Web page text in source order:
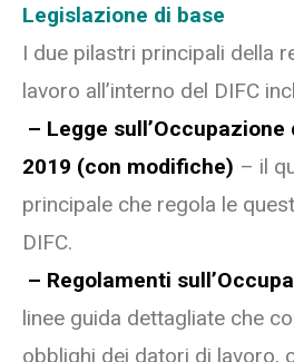
Legislazione di base
I due pilastri principali della
lavoro all’interno del DIFC
– Legge sull’Occupazione
2019 (con modifiche) – il
principale che regola le
DIFC.
– Regolamenti
linee guida dettagliate che
obblighi dei datori di lavoro,